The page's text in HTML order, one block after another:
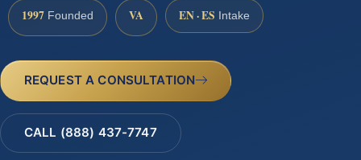
1997 Founded VA EN · ES Intake
REQUEST A CONSULTATION
CALL (888) 437-7747